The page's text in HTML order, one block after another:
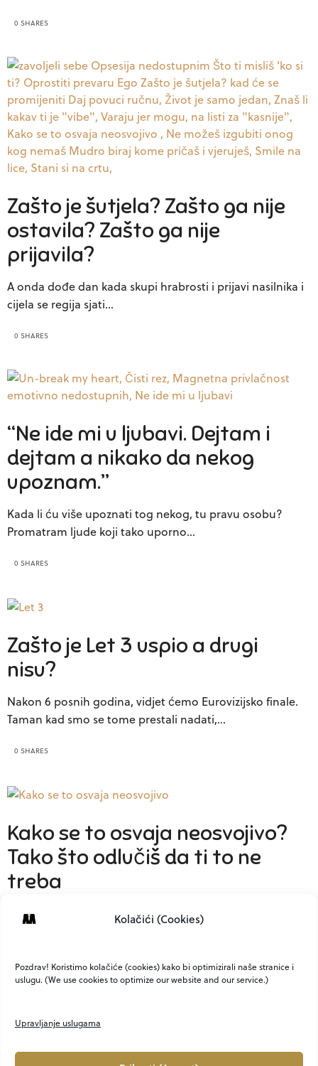
Kolačići (Cookies)
Pozdrav! Koristimo kolačiće (cookies) kako bi optimizirali naše stranice i
uslugu. (We use cookies to optimize our website and our service.)
Upravljanje uslugama
0 SHARES
Zašto je šutjela? Zašto ga nije
ostavila? Zašto ga nije
prijavila?
A onda dođe dan kada skupi hrabrosti i prijavi nasilnika i
cijela se regija sjati…
0 SHARES
“Ne ide mi u ljubavi. Dejtam i
dejtam a nikako da nekog
upoznam.”
Kada li ću više upoznati tog nekog, tu pravu osobu?
Promatram ljude koji tako uporno…
0 SHARES
Zašto je Let 3 uspio a drugi
nisu?
Nakon 6 posnih godina, vidjet ćemo Eurovizijsko finale.
Taman kad smo se tome prestali nadati,…
0 SHARES
Kako se to osvaja neosvojivo?
Tako što odlučiš da ti to ne
treba
Nikada do sad, nisu i muškarci i žene bili toliko izloženi
0 SHARES